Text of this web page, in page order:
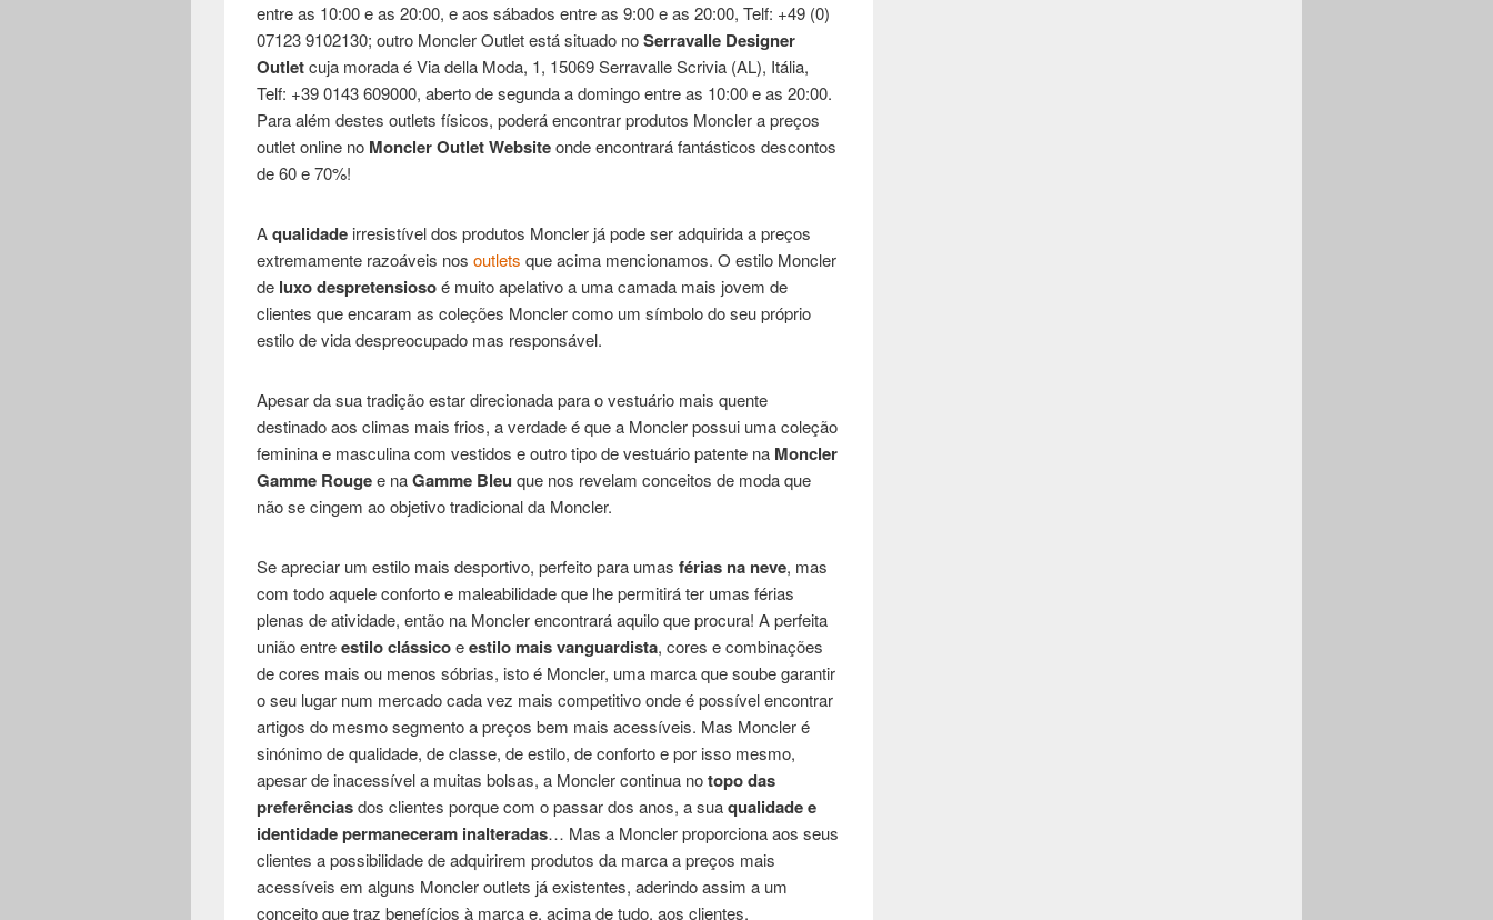
entre as 10:00 e as 20:00, e aos sábados entre as 9:00 e as 20:00, Telf: +49 (0)
07123 9102130; outro Moncler Outlet está situado noSerravalle Designer
Outletcuja morada é Via della Moda, 1, 15069 Serravalle Scrivia (AL), Itália,
Telf: +39 0143 609000, aberto de segunda a domingo entre as 10:00 e as 20:00.
Para além destes outlets físicos, poderá encontrar produtos Moncler a preços
outlet online no Moncler Outlet Websiteonde encontrará fantásticos descontos
de 60 e 70%!
Aqualidade irresistível dos produtos Moncler já pode ser adquirida a preços
extremamente razoáveis nosoutletsque acima mencionamos. O estilo Moncler
de luxo despretensiosoé muito apelativo a uma camada mais jovem de
clientes que encaram as coleções Moncler como um símbolo do seu próprio
estilo de vida despreocupado mas responsável.
Apesar da sua tradição estar direcionada para o vestuário mais quente
destinado aos climas mais frios, a verdade é que a Moncler possui uma coleção
feminina e masculina com vestidos e outro tipo de vestuário patente na Moncler
Gamme Rougee naGamme Bleuque nos revelam conceitos de moda que
não se cingem ao objetivo tradicional da Moncler.
Se apreciar um estilo mais desportivo, perfeito para umasférias na neve, mas
com todo aquele conforto e maleabilidade que lhe permitirá ter umas férias
plenas de atividade, então na Moncler encontrará aquilo que procura! A perfeita
união entreestilo clássicoeestilo mais vanguardista, cores e combinações
de cores mais ou menos sóbrias, isto é Moncler, uma marca que soube garantir
o seu lugar num mercado cada vez mais competitivo onde é possível encontrar
artigos do mesmo segmento a preços bem mais acessíveis. Mas Moncler é
sinónimo de qualidade, de classe, de estilo, de conforto e por isso mesmo,
apesar de inacessível a muitas bolsas, a Moncler continua notopo das
preferênciasdos clientes porque com o passar dos anos, a suaqualidade e
identidade permaneceram inalteradas… Mas a Moncler proporciona aos seus
clientes a possibilidade de adquirirem produtos da marca a preços mais
acessíveis em alguns Moncler outlets já existentes, aderindo assim a um
conceito que traz benefícios à marca e, acima de tudo, aos clientes.